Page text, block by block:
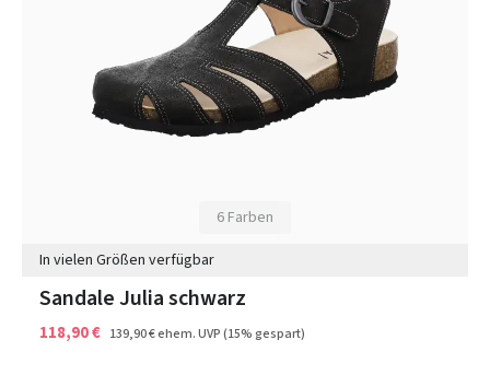
6 Farben
In vielen Größen verfügbar
Sandale Julia schwarz
118,90 € 139,90 €ehem. UVP(15% gespart)